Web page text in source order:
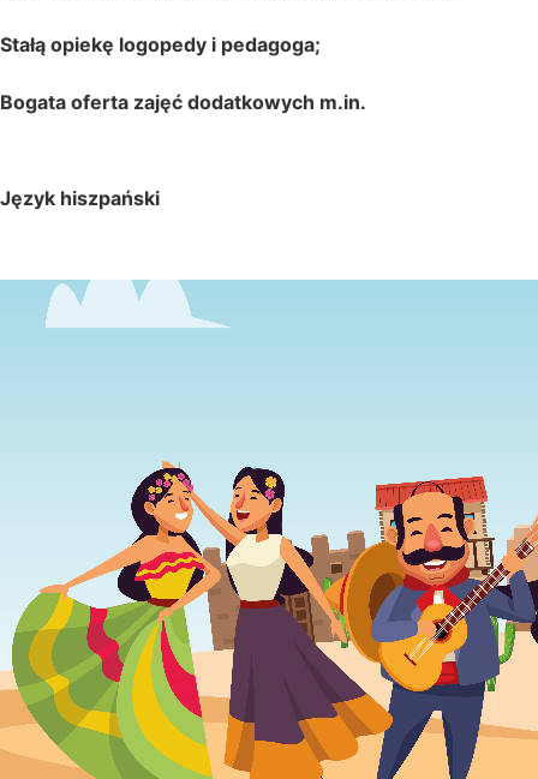
Stałą opiekę logopedy i pedagoga;
Bogata oferta zajęć dodatkowych m.in.
Język hiszpański